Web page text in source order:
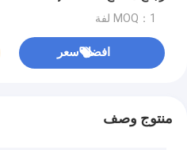
MOQ：1 لفة
افضل سعر
منتوج وصف